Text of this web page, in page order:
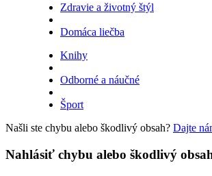
Zdravie a životný štýl
Domáca liečba
Knihy
Odborné a náučné
Šport
Našli ste chybu alebo škodlivý obsah? Dajte
Nahlásiť chybu alebo škodlivý